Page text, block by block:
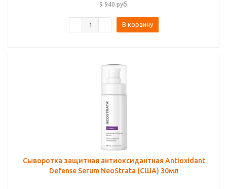
9 940 руб.
В корзину
Сыворотка защитная антиоксидантная Antioxidant
Defense Serum NeoStrata (США) 30мл